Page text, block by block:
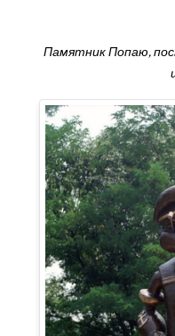
Памятник Попаю,